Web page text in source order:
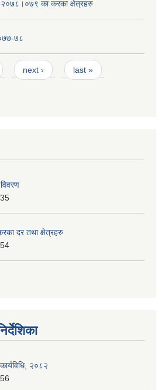
का करका क्षेत्रहरु
७८
next › last »
दर तथा क्षेत्रहरु
२०८२